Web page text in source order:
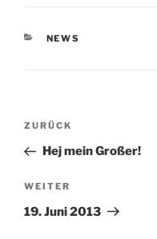
KATEGORIEN
NEWS
Beitragsnavigation
Vorheriger
Beitrag
ZURÜCK
Hej mein Großer!
Nächster
Beitrag
WEITER
19. Juni 2013